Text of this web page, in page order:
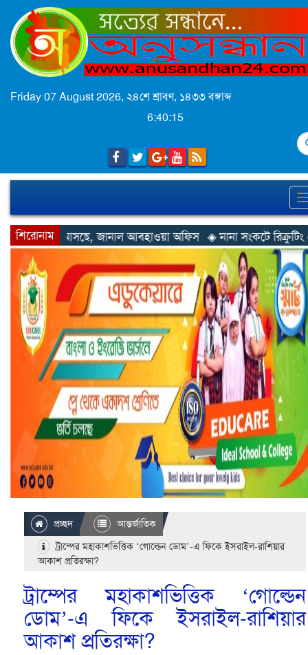
Friday 07 August 2026, ২৪শে শ্রাবণ, ১৪৩৩ বঙ্গাব্দ
6:40:18
শিরোনাম
আবহাওয়া অফিস ◈ নানা সংকটে রিক্রুটিং এজেন্সি, হুমকির মুখে শ্রম
প্রচ্ছদ
আন্তর্জাতিক
ট্রাম্পের মহাকাশভিত্তিক ‘গোল্ডেন ডোম’-এ ফিকে ইসরাইল-রাশিয়ার
আকাশ প্রতিরক্ষা?
ট্রাম্পের মহাকাশভিত্তিক ‘গোল্ডেন
ডোম’-এ ফিকে ইসরাইল-রাশিয়ার
আকাশ প্রতিরক্ষা?